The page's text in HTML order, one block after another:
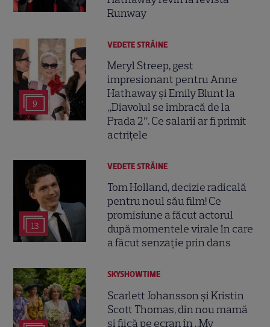
Runway
9
VEDETE STRĂINE
Meryl Streep, gest
impresionant pentru Anne
Hathaway și Emily Blunt la
„Diavolul se îmbracă de la
Prada 2”. Ce salarii ar fi primit
actrițele
13
VEDETE STRĂINE
Tom Holland, decizie radicală
pentru noul său film! Ce
promisiune a făcut actorul
după momentele virale în care
a făcut senzație prin dans
SKYSHOWTIME
Scarlett Johansson și Kristin
Scott Thomas, din nou mamă
și fiică pe ecran în „My